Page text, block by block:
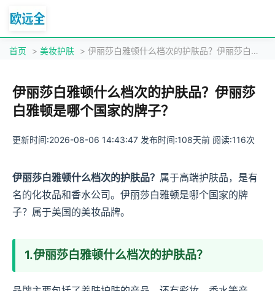
首页 > 美妆护肤 > 伊丽莎白雅顿什么档次的护肤品？伊丽莎白雅顿是哪个国家的牌子？
伊丽莎白雅顿什么档次的护肤品？伊丽莎
白雅顿是哪个国家的牌子？
更新时间:2026-08-06 14:43:47 发布时间:108天前 阅读:116次
伊丽莎白雅顿什么档次的护肤品？ 属于高端护肤品，是有
名的化妆品和香水公司。伊丽莎白雅顿是哪个国家的牌
子？属于美国的美妆品牌。
1.伊丽莎白雅顿什么档次的护肤品？